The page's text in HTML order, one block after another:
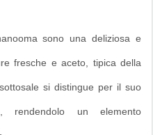
sono una deliziosa e
fresche e aceto, tipica della
si distingue per il suo
rendendolo un elemento